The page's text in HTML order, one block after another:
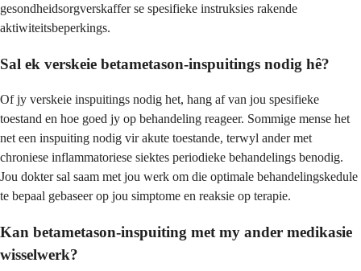
gesondheidsorgverskaffer se spesifieke instruksies rakende
aktiwiteitsbeperkings.
Sal ek verskeie betametason-inspuitings nodig hê?
Of jy verskeie inspuitings nodig het, hang af van jou spesifieke
toestand en hoe goed jy op behandeling reageer. Sommige mense het
net een inspuiting nodig vir akute toestande, terwyl ander met
chroniese inflammatoriese siektes periodieke behandelings benodig.
Jou dokter sal saam met jou werk om die optimale behandelingskedule
te bepaal gebaseer op jou simptome en reaksie op terapie.
Kan betametason-inspuiting met my ander medikasie
wisselwerk?